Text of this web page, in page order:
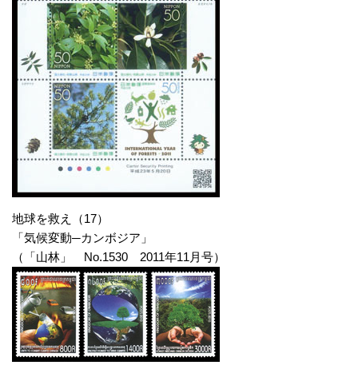
地球を救え（17）
「気候変動─カンボジア」
（「山林」 No.1530 2011年11月号）